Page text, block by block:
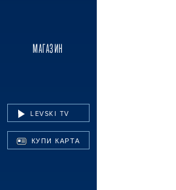
МАГАЗИН
LEVSKI TV
КУПИ КАРТА